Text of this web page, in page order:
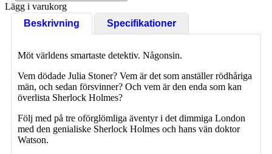
Lägg i varukorg
Beskrivning
Specifikationer
Möt världens smartaste detektiv. Någonsin.
Vem dödade Julia Stoner? Vem är det som anställer rödhåriga
män, och sedan försvinner? Och vem är den enda som kan
överlista Sherlock Holmes?
Följ med på tre oförglömliga äventyr i det dimmiga London
med den genialiske Sherlock Holmes och hans vän doktor
Watson.